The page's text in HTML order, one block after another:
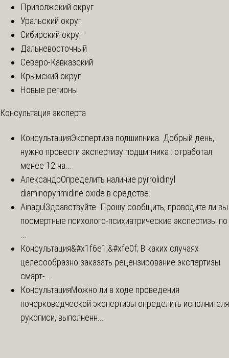
Приволжский округ
Уральский округ
Сибирский округ
Дальневосточный
Северо-Кавказский
Крымский округ
Новые регионы
Консультация эксперта
КонсультацияЭкспертиза подшипника. Добрый день,
нужно провести экспертизу подшипника : отработал
менее 12 ча...
АлександрОпределить наличие pyrrolidinyl
diaminopyrimidine oxide в средстве.
Ainagul Здравствуйте. Прошу сообщить, проводите ли вы
посмертные психолого-психиатрические экспертизы по
...
Консультация&#x1f6e1;&#xfe0f; В каких случаях
целесообразно заказать рецензирование экспертизы
смарт-...
КонсультацияМожно ли в ходе проведения
почерковедческой экспертизы определить исполнителя
рукописи, выполненн...